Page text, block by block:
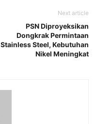
Next article
PSN Diproyeksikan
Dongkrak Permintaan
Stainless Steel, Kebutuhan
Nikel Meningkat